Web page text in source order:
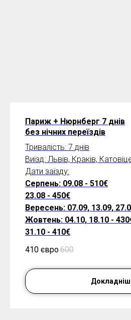
Париж + Нюрнберг 7 днів
без нічних переїздів
Тривалість: 7 днів
Виїзд: Львів, Краків,
Дати заїзду:
Серпень: 09.08 - 510€
23.08 - 450€
Вересень: 07.09, 13.09,
Жовтень: 04.10, 18.10 -
31.10 - 410€
410 євро600